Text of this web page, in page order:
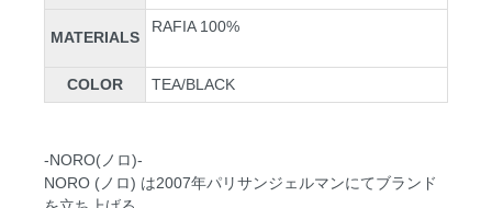
MATERIALS
RAFIA 100%
COLOR TEA/BLACK
-NORO(ノロ)-
NORO (ノロ) は2007年パリサンジェルマンにてブランド